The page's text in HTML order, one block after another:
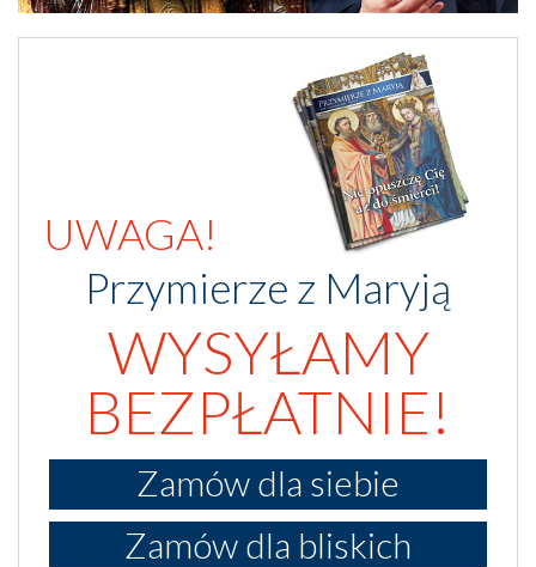
UWAGA!
Przymierze z Maryją
WYSYŁAMY
BEZPŁATNIE!
Zamów dla siebie
Zamów dla bliskich